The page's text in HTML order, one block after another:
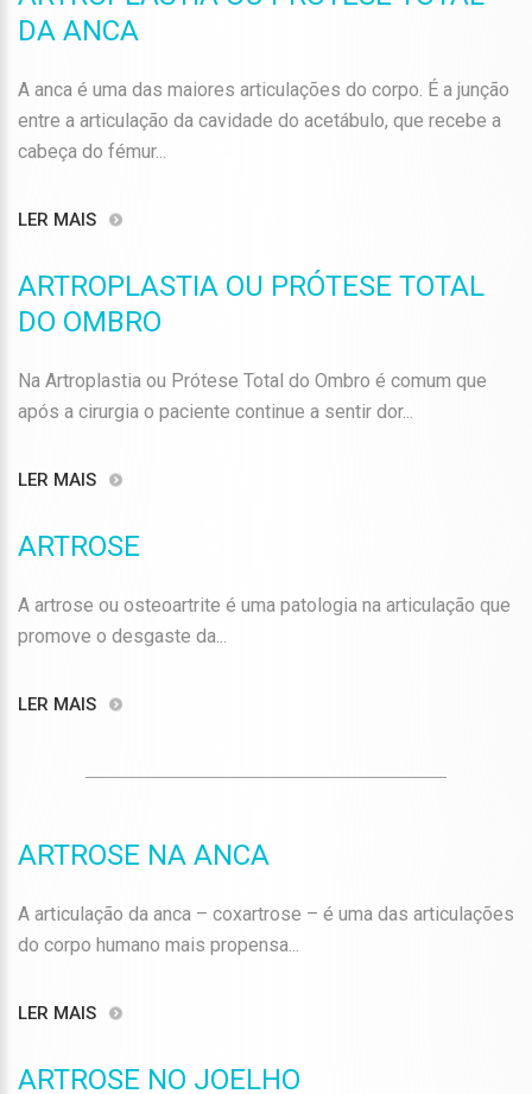
DA ANCA
A anca é uma das maiores articulações do corpo. É a junção
entre a articulação da cavidade do acetábulo, que recebe a
cabeça do fémur...
LER MAIS
ARTROPLASTIA OU PRÓTESE TOTAL
DO OMBRO
Na Artroplastia ou Prótese Total do Ombro é comum que
após a cirurgia o paciente continue a sentir dor...
LER MAIS
ARTROSE
A artrose ou osteoartrite é uma patologia na articulação que
promove o desgaste da...
LER MAIS
ARTROSE NA ANCA
A articulação da anca – coxartrose – é uma das articulações
do corpo humano mais propensa...
LER MAIS
ARTROSE NO JOELHO